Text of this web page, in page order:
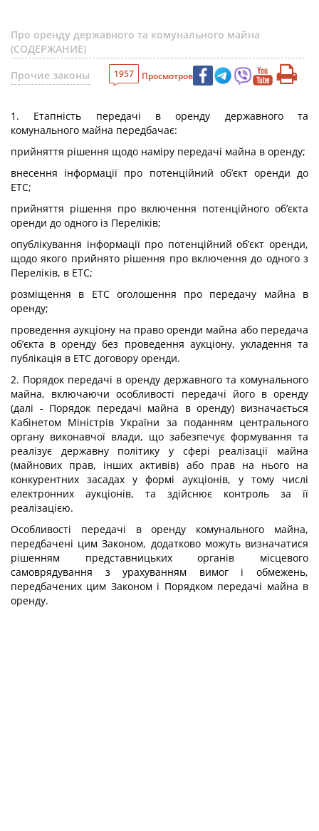
Про оренду державного та комунального майна
(СОДЕРЖАНИЕ)
Прочие законы
1957 Просмотров
1. Етапність передачі в оренду державного та
комунального майна передбачає:
прийняття рішення щодо наміру передачі майна в оренду;
внесення інформації про потенційний об’єкт оренди до
ЕТС;
прийняття рішення про включення потенційного об’єкта
оренди до одного із Переліків;
опублікування інформації про потенційний об’єкт оренди,
щодо якого прийнято рішення про включення до одного з
Переліків, в ЕТС;
розміщення в ЕТС оголошення про передачу майна в
оренду;
проведення аукціону на право оренди майна або передача
об’єкта в оренду без проведення аукціону, укладення та
публікація в ЕТС договору оренди.
2. Порядок передачі в оренду державного та комунального
майна, включаючи особливості передачі його в оренду
(далі - Порядок передачі майна в оренду) визначається
Кабінетом Міністрів України за поданням центрального
органу виконавчої влади, що забезпечує формування та
реалізує державну політику у сфері реалізації майна
(майнових прав, інших активів) або прав на нього на
конкурентних засадах у формі аукціонів, у тому числі
електронних аукціонів, та здійснює контроль за її
реалізацією.
Особливості передачі в оренду комунального майна,
передбачені цим Законом, додатково можуть визначатися
рішенням представницьких органів місцевого
самоврядування з урахуванням вимог і обмежень,
передбачених цим Законом і Порядком передачі майна в
оренду.